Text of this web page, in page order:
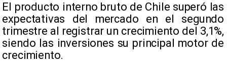
El producto interno bruto de Chile superó las
expectativas del mercado en el segundo
trimestre al registrar un crecimiento del 3,1%,
siendo las inversiones su principal motor de
crecimiento.